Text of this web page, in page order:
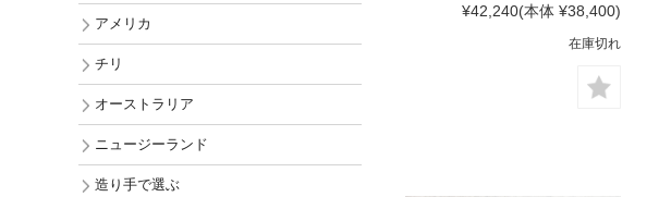
¥42,240(本体 ¥38,400)
在庫切れ
アメリカ
チリ
オーストラリア
ニュージーランド
造り手で選ぶ